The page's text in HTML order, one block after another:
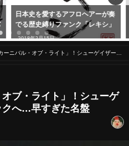
リリースから55年！ビートルズの
デビューアルバム”Please Please
Me”
ーニバル・オブ・ライト」！シューゲイザーか
ブ・ライト」！シューゲ
クへ…早すぎた名盤